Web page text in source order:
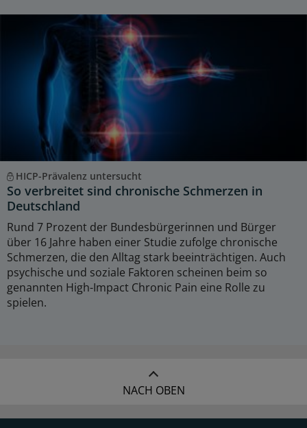
HICP-Prävalenz untersucht
So verbreitet sind chronische Schmerzen in
Deutschland
Rund 7 Prozent der Bundesbürgerinnen und Bürger
über 16 Jahre haben einer Studie zufolge chronische
Schmerzen, die den Alltag stark beeinträchtigen. Auch
psychische und soziale Faktoren scheinen beim so
genannten High-Impact Chronic Pain eine Rolle zu
spielen.
NACH OBEN